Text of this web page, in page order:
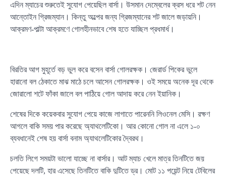
এদিন ম্যাচের শুরুতেই সুযোগ পেয়েছিল বার্সা। উসমান দেম্বেলের ক্রস ধরে শট নেন
আন্তোইন গ্রিজম্যান। কিন্তু অল্পের জন্য গ্রিজম্যানের শট জালে জড়ায়নি।
আক্রমণ-পাল্টা আক্রমণে গোলহীনভাবে শেষ হতে যাচ্ছিল প্রধমার্ধ।
বিরতির আগ মুহূর্তে বড় ভুল করে বসেন বার্সা গোলরক্ষক। জেরার্ড পিকের ভুলে
হারানো বল ঠেকাতে মাঝ মাঠে চলে আসেন গোলরক্ষক। ওই সময়ে অনেক দূর থেকে
জোরালো শটে ফাঁকা জালে বল পাঠিয়ে গোল আদায় করে নেন ইয়ানিক।
শেষের দিকে কয়েকবার সুযোগ পেয়ে কাজে লাগাতে পারেননি লিওনেল মেসি। রক্ষণ
আগলে বাকি সময় পার করেছে অ্যাথলেটিকো। আর কোনো গোল না এলে ১-০
ব্যবধানেই শেষ হয় বার্সা বনাম অ্যাথলেটিকোর দ্বৈরথ।
চলতি লিগে সময়টা ভালো যাচ্ছে না বার্সার। আট ম্যাচ খেলে মাত্র তিনটিতে জয়
পেয়েছে দলটি, হার এসেছে তিনটিতে বাকি দুটিতে ড্র। মোট ১১ পয়েন্ট নিয়ে টেবিলের